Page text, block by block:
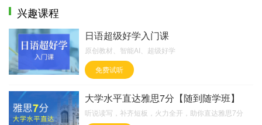
兴趣课程
日语超级好学入门课
原创教材、智能AI、超级好学
免费试听
大学水平直达雅思7分【随到随学班】
听说读写，补齐短板，火力全开，助你直达雅思7分